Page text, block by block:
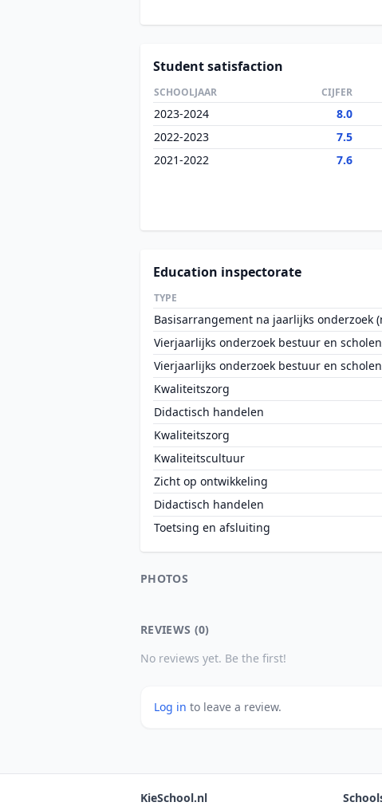
Student satisfaction
SCHOOLJAAR CIJFER
2023-2024 8.0
2022-2023
7.5
2021-2022
7.6
Education inspectorate
TYPE
Basisarrangement na jaarlijks onderzoek
Vierjaarlijks onderzoek bestuur en
Vierjaarlijks onderzoek bestuur en
Kwaliteitszorg
Didactisch handelen
Kwaliteitszorg
Kwaliteitscultuur
Zicht op ontwikkeling
Didactisch handelen
Toetsing en afsluiting
PHOTOS
REVIEWS (0)
No reviews yet. Be the first!
Log in to leave a review.
KieSchool.nl